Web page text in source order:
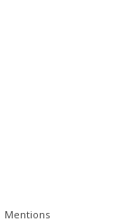
Mentions